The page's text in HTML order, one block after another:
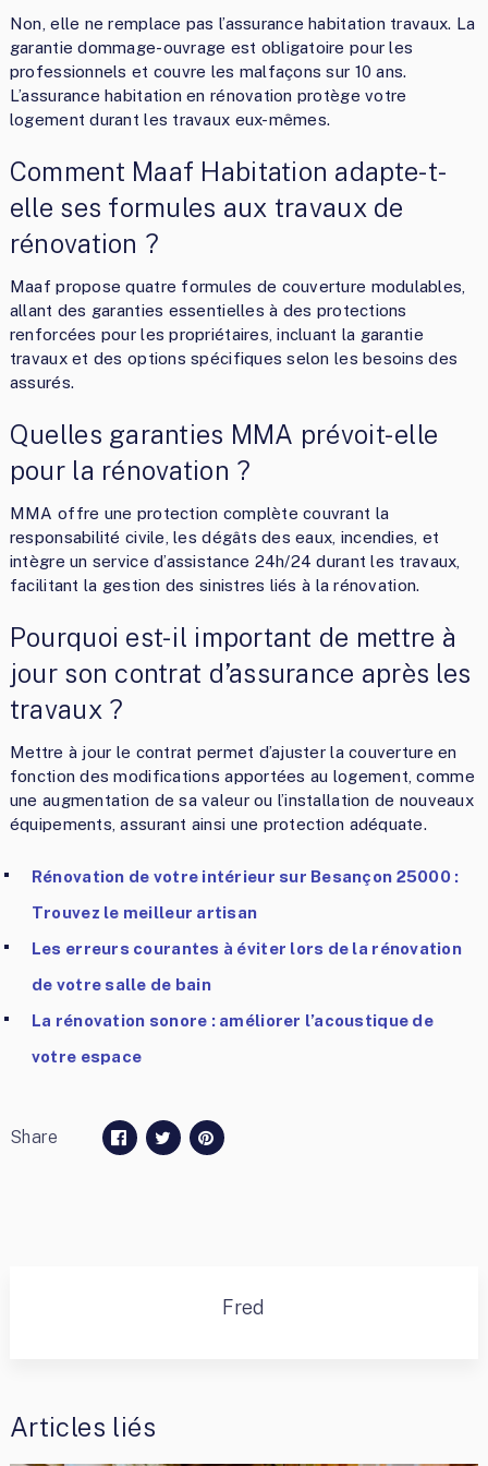
Non, elle ne remplace pas l’assurance habitation travaux. La
garantie dommage-ouvrage est obligatoire pour les
professionnels et couvre les malfaçons sur 10 ans.
L’assurance habitation en rénovation protège votre
logement durant les travaux eux-mêmes.
Comment Maaf Habitation adapte-t-
elle ses formules aux travaux de
rénovation ?
Maaf propose quatre formules de couverture modulables,
allant des garanties essentielles à des protections
renforcées pour les propriétaires, incluant la garantie
travaux et des options spécifiques selon les besoins des
assurés.
Quelles garanties MMA prévoit-elle
pour la rénovation ?
MMA offre une protection complète couvrant la
responsabilité civile, les dégâts des eaux, incendies, et
intègre un service d’assistance 24h/24 durant les travaux,
facilitant la gestion des sinistres liés à la rénovation.
Pourquoi est-il important de mettre à
jour son contrat d’assurance après les
travaux ?
Mettre à jour le contrat permet d’ajuster la couverture en
fonction des modifications apportées au logement, comme
une augmentation de sa valeur ou l’installation de nouveaux
équipements, assurant ainsi une protection adéquate.
Rénovation de votre intérieur sur Besançon 25000 :
Trouvez le meilleur artisan
Les erreurs courantes à éviter lors de la rénovation
de votre salle de bain
La rénovation sonore : améliorer l’acoustique de
votre espace
Share
Fred
Articles liés